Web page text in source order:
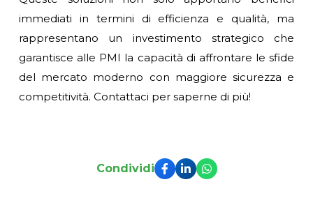
immediati in termini di efficienza e qualità, ma
rappresentano un investimento strategico che
garantisce alle PMI la capacità di affrontare le sfide
del mercato moderno con maggiore sicurezza e
competitività. Contattaci per saperne di più!
Condividi